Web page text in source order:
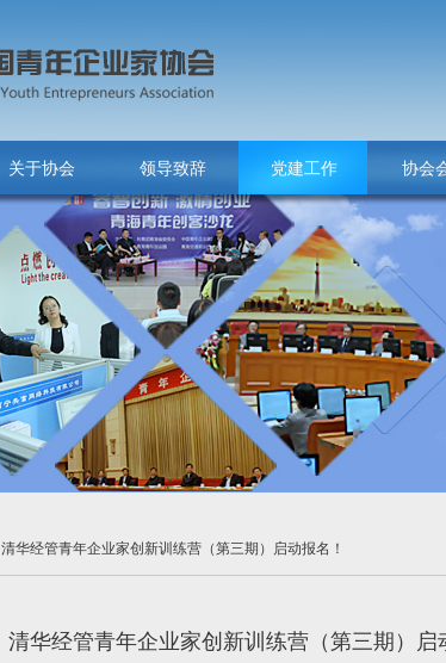
关于协会 领导致辞 党建工作 协会
清华经管青年企业家创新训练营（第三期）启动报名！
清华经管青年企业家创新训练营（第三期）启